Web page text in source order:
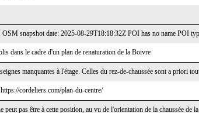
snapshot date: 2025-08-29T18:18:32Z POI has no name POI
dans le cadre d'un plan de renaturation de la Boivre
manquantes à l'étage. Celles du rez-de-chaussée sont a priori
cordeliers.com/plan-du-centre/
peut pas être à cette position, au vu de l'orientation de la chaussée de